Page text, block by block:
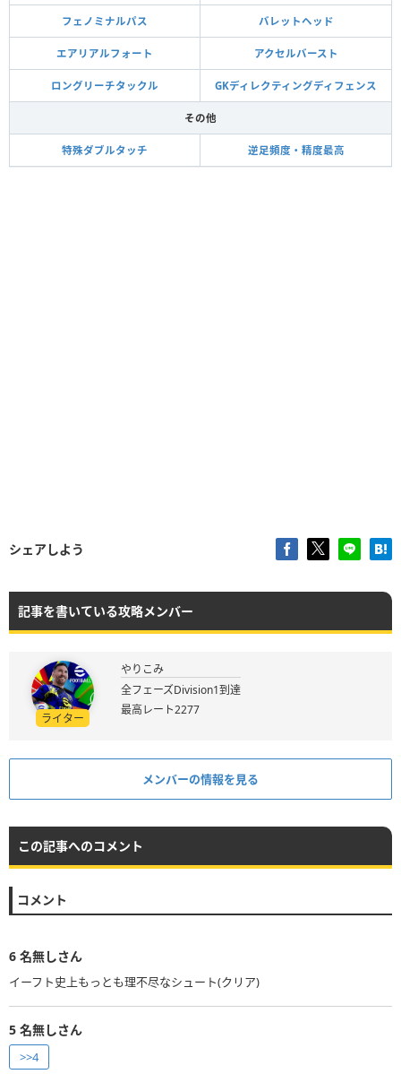
フェノミナルパス バレットヘッド
エアリアルフォート アクセルバースト
ロングリーチタックル GKディレクティングディフェンス
その他
特殊ダブルタッチ 逆足頻度・精度最高
シェアしよう
記事を書いている攻略メンバー
ライター
やりこみ
全フェーズDivision1到達
最高レート2277
メンバーの情報を見る
この記事へのコメント
コメント
6 名無しさん
イーフト史上もっとも理不尽なシュート(クリア)
5 名無しさん
>>4